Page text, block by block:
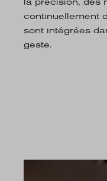
la précision, des
continuellement
sont intégrées
geste.